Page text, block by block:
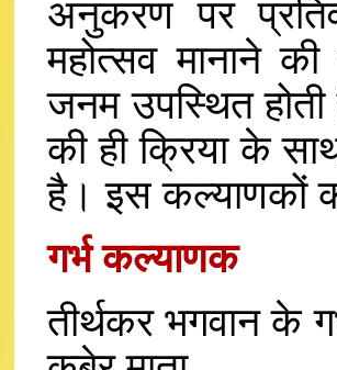
अनुकरण पर
महोत्सव मानाने
जनम उपस्थित
की ही क्रिया के
है। इस कल्याणकों
गर्भ कल्याणक
तीर्थकर भगवान के